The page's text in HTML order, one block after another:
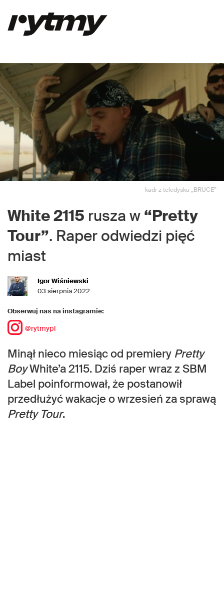
kadr z teledysku „BRUCE”
White 2115 rusza w “Pretty
Tour”. Raper odwiedzi pięć
miast
Igor Wiśniewski
03 sierpnia 2022
Obserwuj nas na instagramie:
@rytmypl
Minął nieco miesiąc od premiery Pretty
BoyWhite’a 2115. Dziś raper wraz z SBM
Label poinformował, że postanowił
przedłużyć wakacje o wrzesień za sprawą
Pretty Tour.